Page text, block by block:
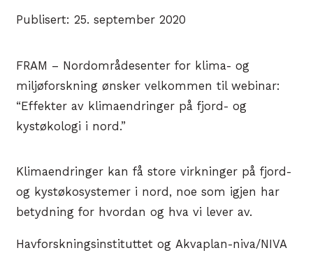
Publisert: 25. september 2020
FRAM – Nordområdesenter for klima- og
miljøforskning ønsker velkommen til webinar:
“Effekter av klimaendringer på fjord- og
kystøkologi i nord.”
Klimaendringer kan få store virkninger på fjord-
og kystøkosystemer i nord, noe som igjen har
betydning for hvordan og hva vi lever av.
Havforskningsinstituttet og Akvaplan-niva/NIVA